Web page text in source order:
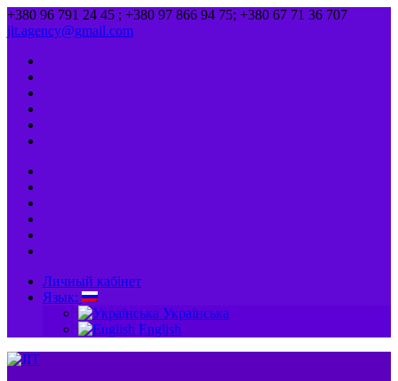
+380 96 791 24 45 ; +380 97 866 94 75; +380 67 71 36 707
jit.agency@gmail.com
Личный кабінет
Язык:
Українська
English